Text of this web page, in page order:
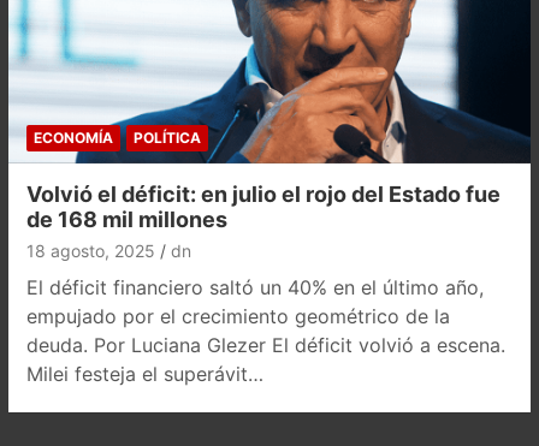
ECONOMÍA POLÍTICA
Volvió el déficit: en julio el rojo del Estado fue
de 168 mil millones
18 agosto, 2025 dn
El déficit financiero saltó un 40% en el último año,
empujado por el crecimiento geométrico de la
deuda. Por Luciana Glezer El déficit volvió a escena.
Milei festeja el superávit…